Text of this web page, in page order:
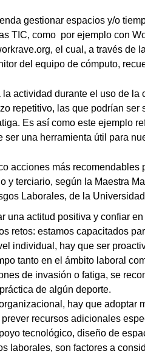
gestionar espacios y/o
TIC, como por ejemplo con
el cual, a través de
del equipo de cómputo,
la actividad durante el uso de
repetitivo, las que podrían
Es así como este ejemplo
ser una herramienta útil para
acciones más
y terciario, según la Maestra
Laborales, de la
una actitud positiva y confiar
retos: estamos capacitados
individual, hay que ser
tanto en el ámbito laboral
de invasión o fatiga, se
de algún deporte.
hay que adoptar
recursos adicionales
tecnológico, diseño de
laborales, son factores a